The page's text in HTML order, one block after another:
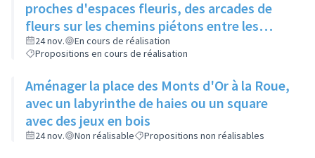
proches d'espaces fleuris, des arcades de
fleurs sur les chemins piétons entre les
immeubles
24 nov.
En cours de réalisation
Propositions en cours de réalisation
Aménager la place des Monts d'Or à la Roue,
avec un labyrinthe de haies ou un square
avec des jeux en bois
24 nov. Non réalisable Propositions non réalisables